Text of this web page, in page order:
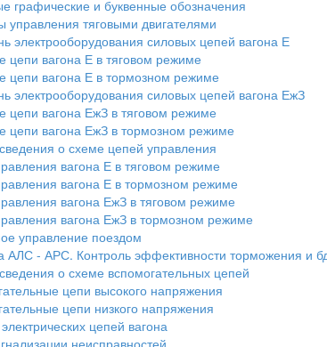
графические и буквенные обозначения
управления тяговыми двигателями
электрооборудования силовых цепей вагона Е
цепи вагона Е в тяговом режиме
цепи вагона Е в тормозном режиме
электрооборудования силовых цепей вагона ЕжЗ
цепи вагона ЕжЗ в тяговом режиме
цепи вагона ЕжЗ в тормозном режиме
о схеме цепей управления
вагона Е в тяговом режиме
вагона Е в тормозном режиме
вагона ЕжЗ в тяговом режиме
вагона ЕжЗ в тормозном режиме
управление поездом
АЛС - АРС. Контроль эффективности торможения и
о схеме вспомогательных цепей
цепи высокого напряжения
цепи низкого напряжения
цепей вагона
неисправностей